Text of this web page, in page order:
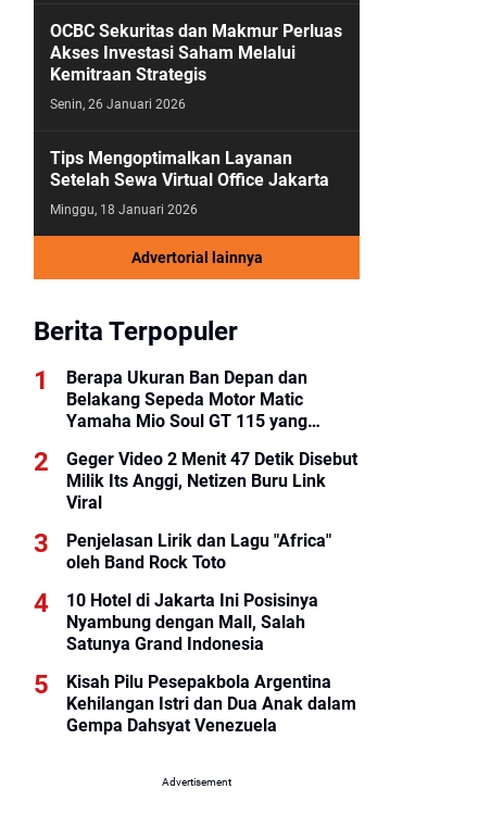
OCBC Sekuritas dan Makmur Perluas
Akses Investasi Saham Melalui
Kemitraan Strategis
Senin, 26 Januari 2026
Tips Mengoptimalkan Layanan
Setelah Sewa Virtual Office Jakarta
Minggu, 18 Januari 2026
Advertorial lainnya
Berita Terpopuler
Berapa Ukuran Ban Depan dan
Belakang Sepeda Motor Matic
Yamaha Mio Soul GT 115 yang
Geger Video 2 Menit 47 Detik Disebut
Milik Its Anggi, Netizen Buru Link
Viral
Penjelasan Lirik dan Lagu "Africa"
oleh Band Rock Toto
10 Hotel di Jakarta Ini Posisinya
Nyambung dengan Mall, Salah
Satunya Grand Indonesia
Kisah Pilu Pesepakbola Argentina
Kehilangan Istri dan Dua Anak dalam
Gempa Dahsyat Venezuela
Advertisement